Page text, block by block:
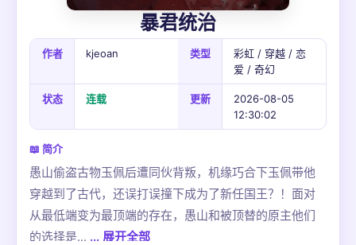
暴君统治
作者 kjeoan 类型
彩虹 / 穿越 / 恋
爱 / 奇幻
状态 连载 更新
2026-08-05
12:30:02
📖 简介
愚山偷盗古物玉佩后遭同伙背叛，机缘巧合下玉佩带他
穿越到了古代，还误打误撞下成为了新任国王？！面对
从最低端变为最顶端的存在，愚山和被顶替的原主他们
的选择是... ... 展开全部